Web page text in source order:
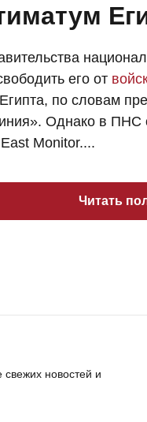
его от
по словам
Однако в ПНС
Monitor....
Читать
свежих новостей и